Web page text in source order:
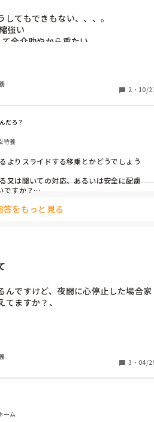
てもできもない、、、。
強い
全介助やから重たい、、
2 ・ 10/
だろ？
特養
よりスライドする移乗とかどうでしょう
又は聞いての対応、あるいは安全に配慮
ですか？
ないのでなかなかに硬く、大変ですよ
むか、うまく移乗介助できる職員から学
の大きい方を移乗しなければならないこ
壊すよりは2人介助も視野にいれると良い
みんな１人でできるのに、あなたはできな
よう再度教えて欲しいなど、アドバイスや
かもしれませんね。
答をもっと見る
んですけど、夜間に心停止した場合家
ますか？、
3 ・ 04/
ーム